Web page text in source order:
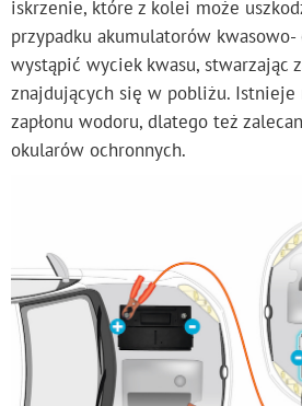
iskrzenie, które z kolei może
przypadku akumulatorów
wystąpić wyciek kwasu, stwarzając
znajdujących się w pobliżu.
zapłonu wodoru, dlatego też
okularów ochronnych.